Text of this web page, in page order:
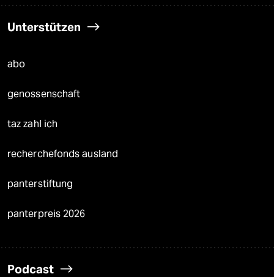
Unterstützen
abo
genossenschaft
taz zahl ich
recherchefonds ausland
panterstiftung
panterpreis 2026
Podcast